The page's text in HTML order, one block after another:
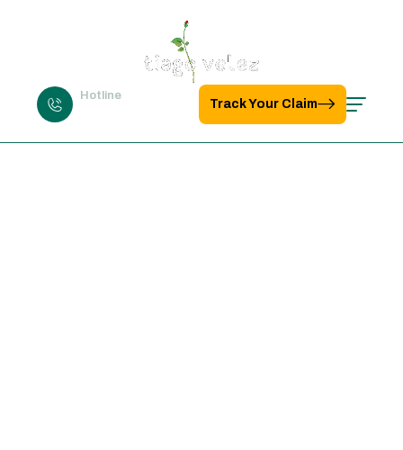
Hotline
Track Your Claim